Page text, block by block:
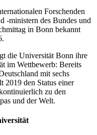
Forschenden
-ministern des Bundes und
in Bonn bekannt
die Universität Bonn ihre
im Wettbewerb: Bereits
mit sechs
2019 den Status einer
zu den
und der Welt.